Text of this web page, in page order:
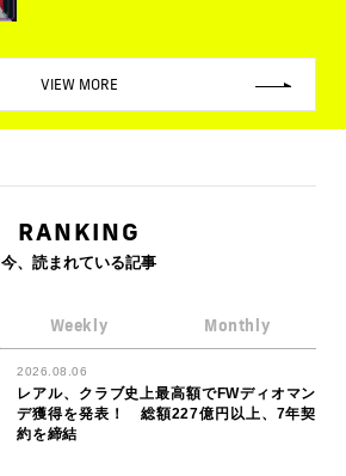
VIEW MORE
RANKING
今、読まれている記事
Weekly Monthly
2026.08.06
レアル、クラブ史上最高額でFWディオマン
デ獲得を発表！ 総額227億円以上、7年契
約を締結